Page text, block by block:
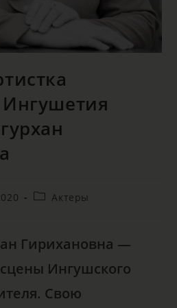
Актеры
Гирихановна —
Ингушского
Свою